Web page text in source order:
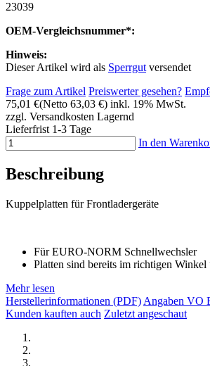
23039
OEM-Vergleichsnummer*:
Hinweis:
Dieser Artikel wird als Sperrgut versendet
Frage zum Artikel Preiswerter gesehen?
75,01 €(Netto 63,03 €) inkl. 19% MwSt.
zzgl. Versandkosten Lagernd
Lieferfrist 1-3 Tage
In den
Beschreibung
Kuppelplatten für Frontladergeräte
Für EURO-NORM Schnellwechsler
Platten sind bereits im richtigen
Mehr lesen
Herstellerinformationen (PDF) Angaben VO
Kunden kauften auch Zuletzt angeschaut